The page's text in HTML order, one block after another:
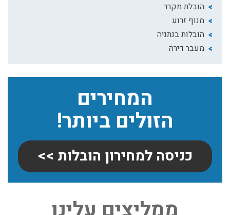
הובלת מקרר
מנוף זרוע
הובלות בנתניה
מעבר דירה
המחירים
הזולים ביותר!
כניסה למחירון הובלות >>
שירותי אריזה:
לפני שמתבצעת ההובלה צריכים לדאוג לארוז את הכל כמו
שצריך! פורטל המובילים בישראל מציע לכם שירותי אריזה